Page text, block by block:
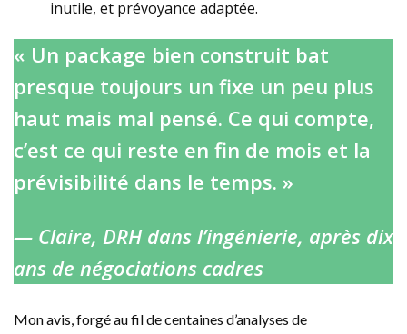
inutile, et prévoyance adaptée.
« Un package bien construit bat
presque toujours un fixe un peu plus
haut mais mal pensé. Ce qui compte,
c’est ce qui reste en fin de mois et la
prévisibilité dans le temps. »
— Claire, DRH dans l’ingénierie, après dix
ans de négociations cadres
Mon avis, forgé au fil de centaines d’analyses de